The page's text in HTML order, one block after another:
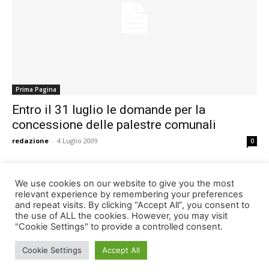
Prima Pagina
Entro il 31 luglio le domande per la
concessione delle palestre comunali
redazione - 4 Luglio 2009 0
454 455 456
© Newspaper WordPress Theme by TagDiv
We use cookies on our website to give you the most
relevant experience by remembering your preferences
and repeat visits. By clicking “Accept All”, you consent to
the use of ALL the cookies. However, you may visit
"Cookie Settings" to provide a controlled consent.
Cookie Settings Accept All